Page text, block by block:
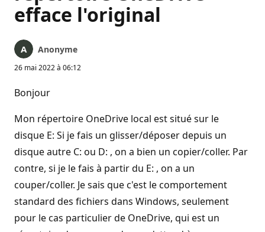
efface l'original
Anonyme
26 mai 2022 à 06:12
Bonjour
Mon répertoire OneDrive local est situé sur le
disque E: Si je fais un glisser/déposer depuis un
disque autre C: ou D: , on a bien un copier/coller. Par
contre, si je le fais à partir du E: , on a un
couper/coller. Je sais que c'est le comportement
standard des fichiers dans Windows, seulement
pour le cas particulier de OneDrive, qui est un